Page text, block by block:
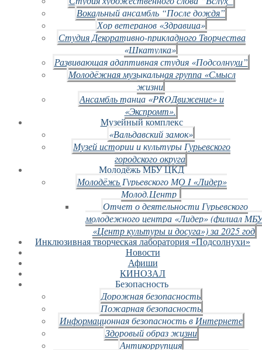
Вокальный ансамбль “После дождя”
Хор ветеранов «Здравица»
Студия Декоративно-прикладного Творчества
«Шкатулка»
Развивающая адаптивная студия «Подсолнухи”
Молодёжная музыкальная группа «Смысл
жизни
Ансамбль танца «PROДвижение» и
«Экспромт».
Музейный комплекс
«Вальдавский замок»
Музей истории и культуры Гурьевского
городского округа
Молодёжь МБУ ЦКД
Молодёжь Гурьевского МО I «Лидер»
Молод.Центр
Отчет о деятельности Гурьевского
молодежного центра «Лидер» (филиал
«Центр культуры и досуга») за 2025 год
Инклюзивная творческая лаборатория «Подсолнухи»
Новости
Афиши
КИНОЗАЛ
Безопасность
Дорожная безопасность
Пожарная безопасность
Информационная безопасность в Интернете
Здоровый образ жизни
Антикоррупция